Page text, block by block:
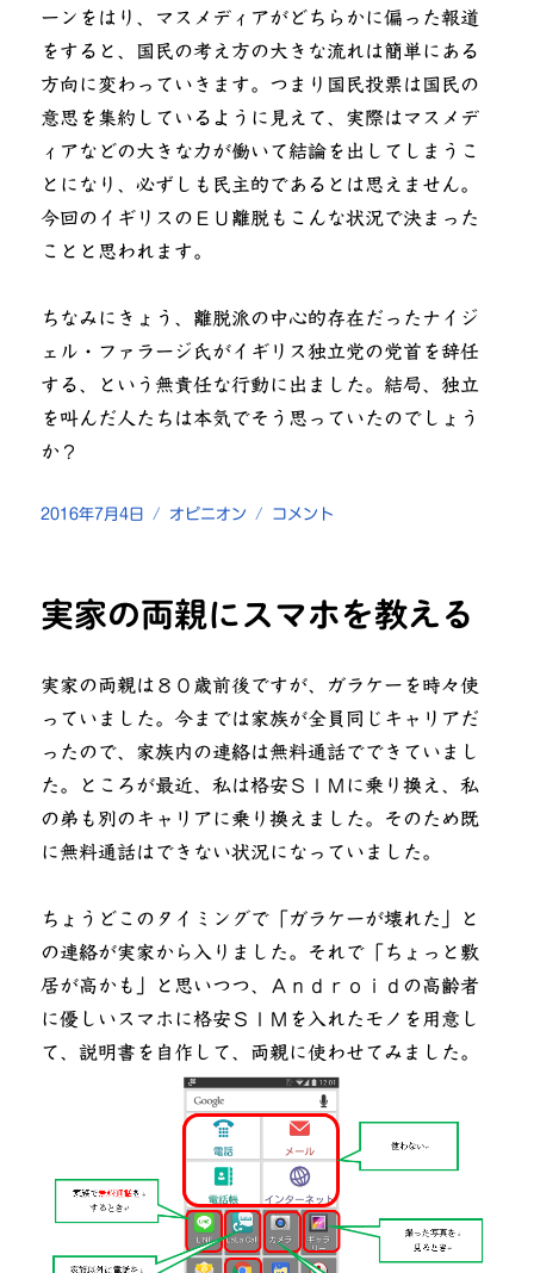
ーンをはり、マスメディアがどちらかに偏った報道
をすると、国民の考え方の大きな流れは簡単にある
方向に変わっていきます。つまり国民投票は国民の
意思を集約しているように見えて、実際はマスメデ
ィアなどの大きな力が働いて結論を出してしまうこ
とになり、必ずしも民主的であるとは思えません。
今回のイギリスのＥＵ離脱もこんな状況で決まった
ことと思われます。
ちなみにきょう、離脱派の中心的存在だったナイジ
ェル・ファラージ氏がイギリス独立党の党首を辞任
する、という無責任な行動に出ました。結局、独立
を叫んだ人たちは本気でそう思っていたのでしょう
か？
投
2016年7月4日
カ
ー
オピニオン
国
は
的
か？
コメント
実家の両親にスマホを教える
実家の両親は８０歳前後ですが、ガラケーを時々使
っていました。今までは家族が全員同じキャリアだ
ったので、家族内の連絡は無料通話でできていまし
た。ところが最近、私は格安ＳＩＭに乗り換え、私
の弟も別のキャリアに乗り換えました。そのため既
に無料通話はできない状況になっていました。
ちょうどこのタイミングで「ガラケーが壊れた」と
の連絡が実家から入りました。それで「ちょっと敷
居が高かも」と思いつつ、Ａｎｄｒｏｉｄの高齢者
に優しいスマホに格安ＳＩＭを入れたモノを用意し
て、説明書を自作して、両親に使わせてみました。